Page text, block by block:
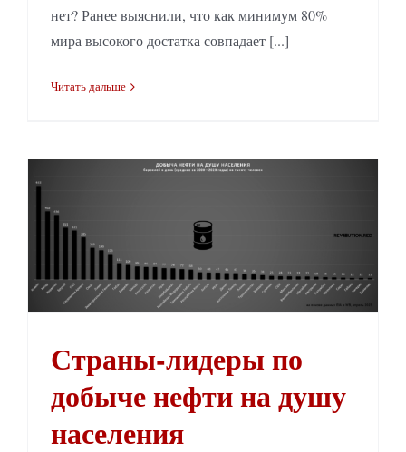
нет? Ранее выяснили, что как минимум 80%
мира высокого достатка совпадает [...]
Читать дальше
Страны-лидеры по
добыче нефти на душу
населения